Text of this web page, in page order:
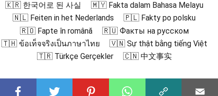
🇰🇷 한국어로 된 사실
🇲🇾 Fakta dalam Bahasa Melayu
🇳🇱 Feiten in het Nederlands
🇵🇱 Fakty po polsku
🇷🇴 Fapte în română
🇷🇺 Факты на русском
🇹🇭 ข้อเท็จจริงเป็นภาษาไทย
🇻🇳 Sự thật bằng tiếng Việt
🇹🇷 Türkçe Gerçekler
🇨🇳 中文事实